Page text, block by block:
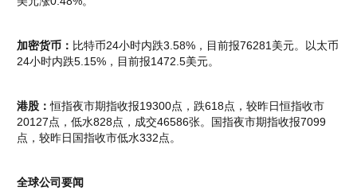
加密货币： 比特币24小时内跌3.58%，目前报76281美元。以太币
24小时内跌5.15%，目前报1472.5美元。
港股：恒指夜市期指收报19300点，跌618点，较昨日恒指收市
20127点，低水828点，成交46586张。国指夜市期指收报7099
点，较昨日国指收市低水332点。
全球公司要闻